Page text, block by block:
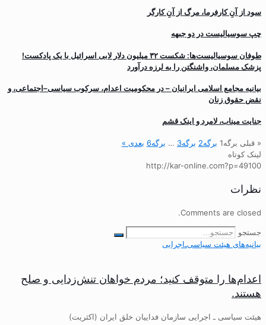
سود از آنِ کارفرما، مرگ از آنِ کارگر
چپ سوسیالیست در دو جبهه
طوفان سوسیالیست‌ها: شکست ۳۲ میلیون دلار لابی اسرائیل با یک پادکست!
پزشک مسلمان، واشنگتن را به لرزه درآورد
بیانیه مجامع اسلامی ایرانیان – در محکومیت اعدام، سرکوب سیاسی–اجتماعی، و
نقض حقوق زنان
جنایت میناب، لامرد و اینک قشم
« قبلی برگه1 برگه2 برگه3
… برگه6 بعدی »
لینک کوتاه
http://kar-online.com?p=49100
نظرات
Comments are closed.
جستجو
بیانیه‌های هیئت‌ سیاسی‌ـ‌اجرایی
اعدام‌ها را متوقف کنید؛ مردم خواهان تنش‌زدایی و صلح
هستند.
هیئت سیاسی ـ اجرایی سازمان فداییان خلق ایران (اکثریت)